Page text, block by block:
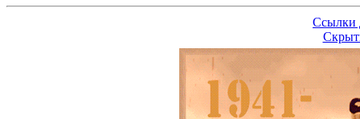
Ссылки